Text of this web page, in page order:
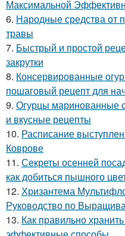
Максимальной
6. Народные средства от
травы
7. Быстрый и простой
закрутки
8. Консервированные
пошаговый рецепт для
9. Огурцы маринованные
и вкусные рецепты
10. Расписание
Коврове
11. Секреты осенней
как добиться пышного
12. Хризантема
Руководство по
13. Как правильно